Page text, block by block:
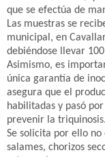
que se efectúa de
Las muestras se
municipal, en
debiéndose llevar
Asimismo, es
única garantía de
asegura que el
habilitadas y pasó
prevenir la triquinosis.
Se solicita por ello
salames, chorizos